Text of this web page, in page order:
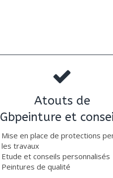
Atouts de
Gbpeinture et
Mise en place de protections
les travaux
Etude et conseils personnalisés
Peintures de qualité